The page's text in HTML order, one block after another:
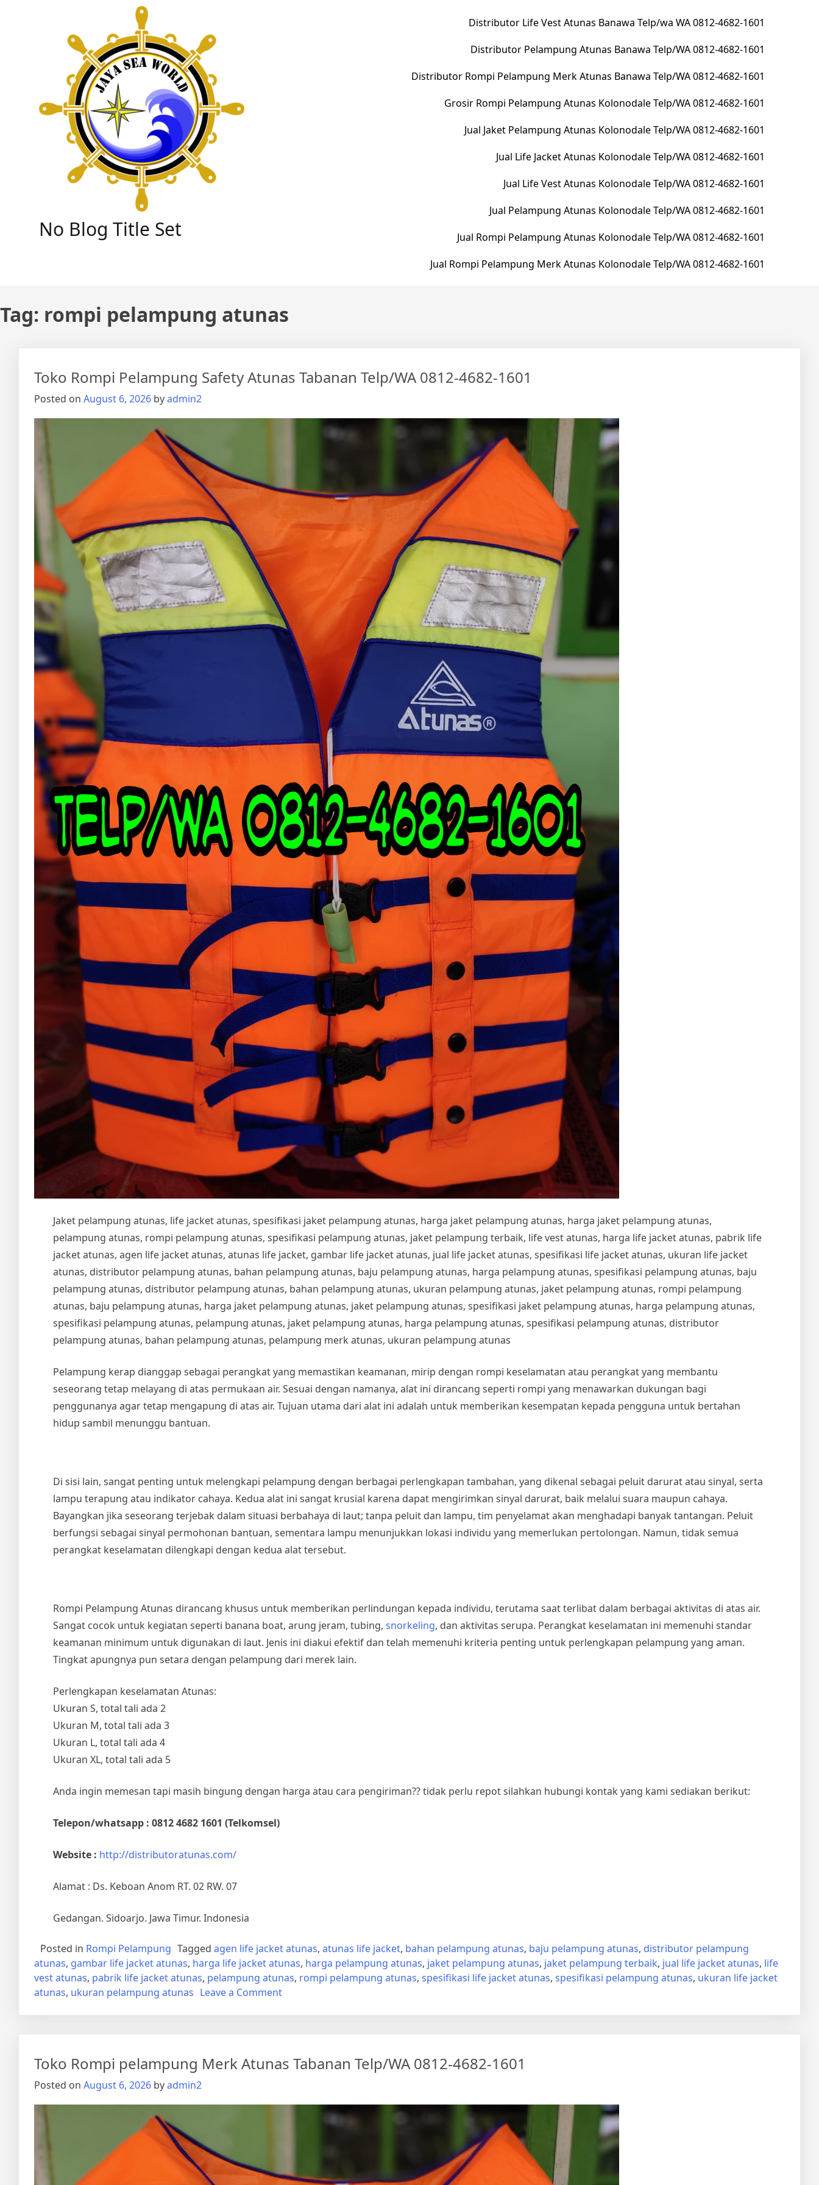
No Blog Title Set
Distributor Life Vest Atunas Banawa Telp/wa WA 0812-4682-1601
Distributor Pelampung Atunas Banawa Telp/WA 0812-4682-1601
Distributor Rompi Pelampung Merk Atunas Banawa Telp/WA 0812-4682-1601
Grosir Rompi Pelampung Atunas Kolonodale Telp/WA 0812-4682-1601
Jual Jaket Pelampung Atunas Kolonodale Telp/WA 0812-4682-1601
Jual Life Jacket Atunas Kolonodale Telp/WA 0812-4682-1601
Jual Life Vest Atunas Kolonodale Telp/WA 0812-4682-1601
Jual Pelampung Atunas Kolonodale Telp/WA 0812-4682-1601
Jual Rompi Pelampung Atunas Kolonodale Telp/WA 0812-4682-1601
Jual Rompi Pelampung Merk Atunas Kolonodale Telp/WA 0812-4682-1601
Tag: rompi pelampung atunas
Toko Rompi Pelampung Safety Atunas Tabanan Telp/WA 0812-4682-1601
Posted on August 6, 2026 byadmin2
Jaket pelampung atunas, life jacket atunas, spesifikasi jaket pelampung atunas, harga jaket pelampung atunas, harga jaket pelampung atunas,
pelampung atunas, rompi pelampung atunas, spesifikasi pelampung atunas, jaket pelampung terbaik, life vest atunas, harga life jacket atunas, pabrik life
jacket atunas, agen life jacket atunas, atunas life jacket, gambar life jacket atunas, jual life jacket atunas, spesifikasi life jacket atunas, ukuran life jacket
atunas, distributor pelampung atunas, bahan pelampung atunas, baju pelampung atunas, harga pelampung atunas, spesifikasi pelampung atunas, baju
pelampung atunas, distributor pelampung atunas, bahan pelampung atunas, ukuran pelampung atunas, jaket pelampung atunas, rompi pelampung
atunas, baju pelampung atunas, harga jaket pelampung atunas, jaket pelampung atunas, spesifikasi jaket pelampung atunas, harga pelampung atunas,
spesifikasi pelampung atunas, pelampung atunas, jaket pelampung atunas, harga pelampung atunas, spesifikasi pelampung atunas, distributor
pelampung atunas, bahan pelampung atunas, pelampung merk atunas, ukuran pelampung atunas
Pelampung kerap dianggap sebagai perangkat yang memastikan keamanan, mirip dengan rompi keselamatan atau perangkat yang membantu
seseorang tetap melayang di atas permukaan air. Sesuai dengan namanya, alat ini dirancang seperti rompi yang menawarkan dukungan bagi
penggunanya agar tetap mengapung di atas air. Tujuan utama dari alat ini adalah untuk memberikan kesempatan kepada pengguna untuk bertahan
hidup sambil menunggu bantuan.
Di sisi lain, sangat penting untuk melengkapi pelampung dengan berbagai perlengkapan tambahan, yang dikenal sebagai peluit darurat atau sinyal, serta
lampu terapung atau indikator cahaya. Kedua alat ini sangat krusial karena dapat mengirimkan sinyal darurat, baik melalui suara maupun cahaya.
Bayangkan jika seseorang terjebak dalam situasi berbahaya di laut; tanpa peluit dan lampu, tim penyelamat akan menghadapi banyak tantangan. Peluit
berfungsi sebagai sinyal permohonan bantuan, sementara lampu menunjukkan lokasi individu yang memerlukan pertolongan. Namun, tidak semua
perangkat keselamatan dilengkapi dengan kedua alat tersebut.
Rompi Pelampung Atunas dirancang khusus untuk memberikan perlindungan kepada individu, terutama saat terlibat dalam berbagai aktivitas di atas air.
Sangat cocok untuk kegiatan seperti banana boat, arung jeram, tubing, snorkeling, dan aktivitas serupa. Perangkat keselamatan ini memenuhi standar
keamanan minimum untuk digunakan di laut. Jenis ini diakui efektif dan telah memenuhi kriteria penting untuk perlengkapan pelampung yang aman.
Tingkat apungnya pun setara dengan pelampung dari merek lain.
Perlengkapan keselamatan Atunas:
Ukuran S, total tali ada 2
Ukuran M, total tali ada 3
Ukuran L, total tali ada 4
Ukuran XL, total tali ada 5
Anda ingin memesan tapi masih bingung dengan harga atau cara pengiriman?? tidak perlu repot silahkan hubungi kontak yang kami sediakan berikut:
Telepon/whatsapp : 0812 4682 1601 (Telkomsel)
Website : http://distributoratunas.com/
Alamat : Ds. Keboan Anom RT. 02 RW. 07
Gedangan. Sidoarjo. Jawa Timur. Indonesia
Posted in Rompi Pelampung Tagged agen life jacket atunas, atunas life jacket, bahan pelampung atunas, baju pelampung atunas, distributor pelampung
atunas, gambar life jacket atunas, harga life jacket atunas, harga pelampung atunas, jaket pelampung atunas, jaket pelampung terbaik, jual life jacket atunas, life
vest atunas, pabrik life jacket atunas, pelampung atunas, rompi pelampung atunas, spesifikasi life jacket atunas, spesifikasi pelampung atunas, ukuran life jacket
atunas, ukuran pelampung atunas Leave a Commenton
Atunas
0812-
Toko Rompi pelampung Merk Atunas Tabanan Telp/WA 0812-4682-1601
Posted on August 6, 2026 byadmin2